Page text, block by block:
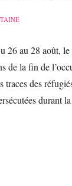
26 au 28 août, le
de la fin de
traces des
durant